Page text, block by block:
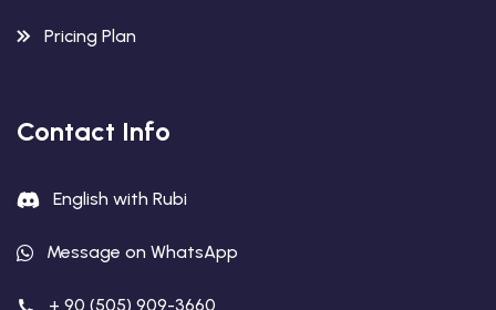
Pricing Plan
Contact Info
English with Rubi
Message on WhatsApp
+ 90 (505) 909-3660